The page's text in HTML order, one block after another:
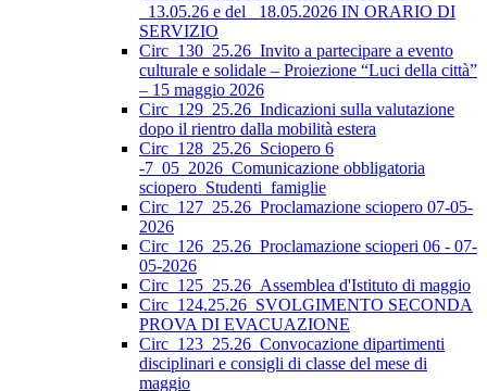
_13.05.26 e del _18.05.2026 IN ORARIO DI
SERVIZIO
Circ_130_25.26_Invito a partecipare a evento
culturale e solidale – Proiezione “Luci della città”
– 15 maggio 2026
Circ_129_25.26_Indicazioni sulla valutazione
dopo il rientro dalla mobilità estera
Circ_128_25.26_Sciopero 6
-7_05_2026_Comunicazione obbligatoria
sciopero_Studenti_famiglie
Circ_127_25.26_Proclamazione sciopero 07-05-
2026
Circ_126_25.26_Proclamazione scioperi 06 - 07-
05-2026
Circ_125_25.26_Assemblea d'Istituto di maggio
Circ_124.25.26_SVOLGIMENTO SECONDA
PROVA DI EVACUAZIONE
Circ_123_25.26_Convocazione dipartimenti
disciplinari e consigli di classe del mese di
maggio